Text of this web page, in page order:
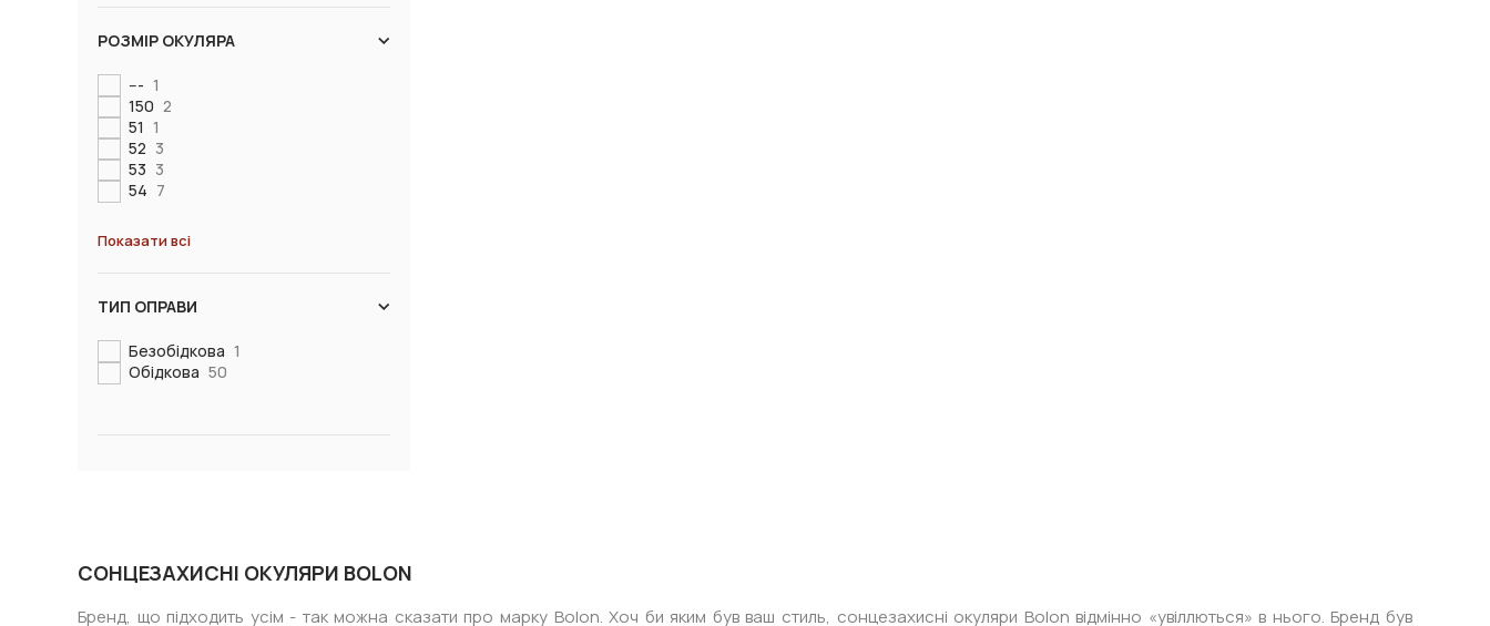
РОЗМІР ОКУЛЯРА
--- 1
150 2
51 1
52 3
53 3
54 7
Показати всі
ТИП ОПРАВИ
Безобідкова 1
Обідкова 50
СОНЦЕЗАХИСНІ ОКУЛЯРИ BOLON
Бренд, що підходить усім - так можна сказати про марку Bolon. Хоч би яким був ваш стиль, сонцезахисні окуляри Bolon відмінно «увіллються» в нього. Бренд був